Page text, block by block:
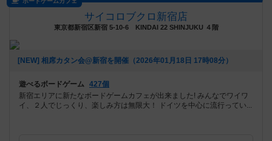
サイコロブクロ新宿店
東京都新宿区新宿 5-10-6 KINDAI 22 SHINJUKU ４階
[NEW] 相席カタン会@新宿を開催（2026年01月18日 17時08分）
遊べるボードゲーム 427個
新宿エリアに新たなボードゲームカフェが出来ました! みんなでワイワ
イ、２人でじっくり、楽しみ方は無限大！ ドイツを中心に流行ってい...